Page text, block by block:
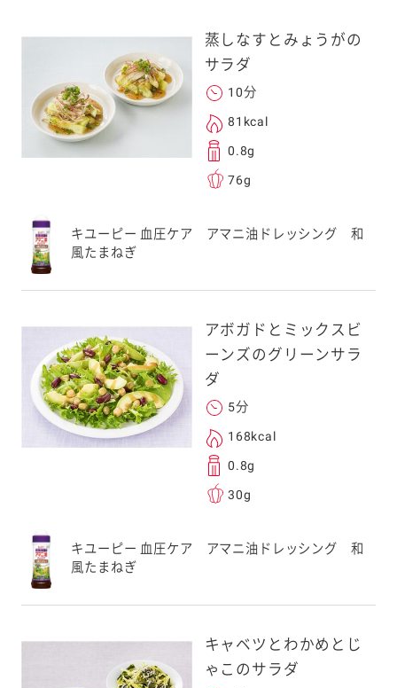
蒸しなすとみょうがの
サラダ
10分
81kcal
0.8g
76g
キユーピー 血圧ケア アマニ油ドレッシング 和
風たまねぎ
アボガドとミックスビ
ーンズのグリーンサラ
ダ
5分
168kcal
0.8g
30g
キユーピー 血圧ケア アマニ油ドレッシング 和
風たまねぎ
キャベツとわかめとじ
ゃこのサラダ